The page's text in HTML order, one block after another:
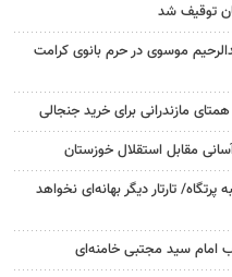
موسوی در حرم بانوی کرامت
مازندرانی برای خرید جنجالی
مقابل استقلال خوزستان
تارتار دیگر بهانه‌ای نخواهد
امام سید مجتبی خامنه‌ای